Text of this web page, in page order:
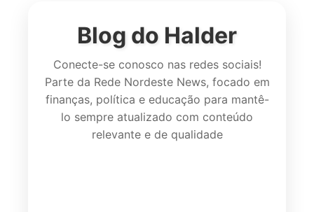
Blog do Halder
Conecte-se conosco nas redes sociais!
Parte da Rede Nordeste News, focado em
finanças, política e educação para mantê-
lo sempre atualizado com conteúdo
relevante e de qualidade